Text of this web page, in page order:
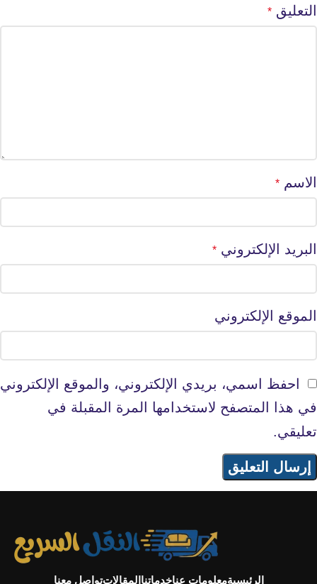
التعليق *
الاسم *
البريد الإلكتروني *
الموقع الإلكتروني
احفظ اسمي، بريدي الإلكتروني، والموقع الإلكتروني
في هذا المتصفح لاستخدامها المرة المقبلة في
تعليقي.
الرئيسيةمعلومات عناخدماتنا المقالاتتواصل معنا